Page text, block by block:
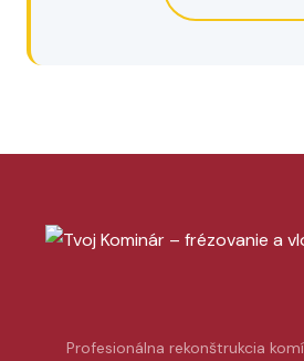
Profesionálna rekonštrukcia